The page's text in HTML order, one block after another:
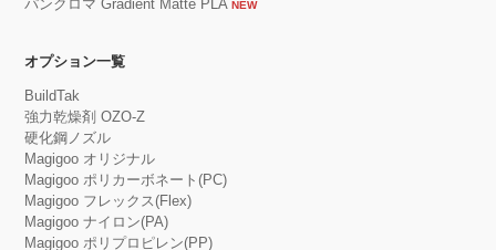
パンクロマ Gradient Matte PLA NEW
オプション一覧
BuildTak
強力乾燥剤 OZO-Z
硬化鋼ノズル
Magigoo オリジナル
Magigoo ポリカーボネート(PC)
Magigoo フレックス(Flex)
Magigoo ナイロン(PA)
Magigoo ポリプロピレン(PP)